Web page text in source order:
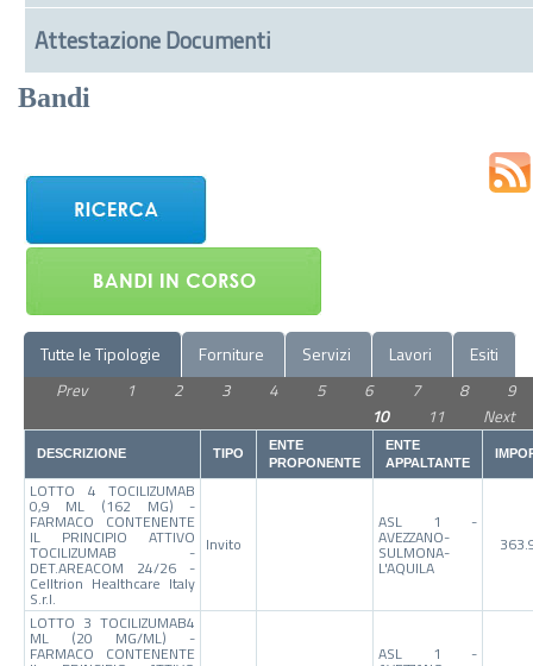
Attestazione Documenti
Bandi
Tutte le Tipologie Forniture Servizi Lavori Esiti
Prev 1 2 3 4 5 6 7 8
9
10
11 Next
DESCRIZIONE TIPO
ENTE
PROPONENTE
ENTE
APPALTANTE
LOTTO 4 TOCILIZUMAB
0,9 ML (162 MG) -
FARMACO CONTENENTE
IL PRINCIPIO ATTIVO
TOCILIZUMAB -
DET.AREACOM 24/26 -
Celltrion Healthcare Italy
S.r.l.
Invito
ASL 1 -
AVEZZANO-
SULMONA-
L'AQUILA
LOTTO 3 TOCILIZUMAB4
ML (20 MG/ML) -
FARMACO CONTENENTE ASL 1 -